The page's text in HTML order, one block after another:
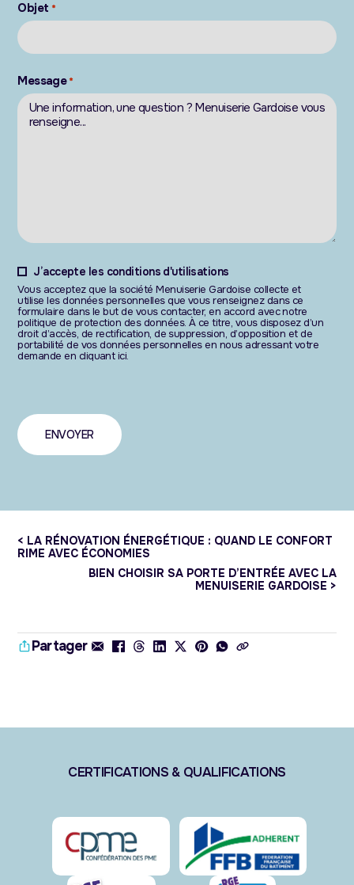
Objet *
Message *
J’accepte les conditions d'utilisations
Vous acceptez que la société Menuiserie Gardoise collecte et
utilise les données personnelles que vous renseignez dans ce
formulaire dans le but de vous contacter, en accord avec notre
politique de protection des données. À ce titre, vous disposez d’un
droit d’accès, de rectification, de suppression, d’opposition et de
portabilité de vos données personnelles en nous adressant votre
demande en cliquant ici.
< LA RÉNOVATION ÉNERGÉTIQUE : QUAND LE CONFORT
RIME AVEC ÉCONOMIES
BIEN CHOISIR SA PORTE D’ENTRÉE AVEC LA
MENUISERIE GARDOISE >
Partager
CERTIFICATIONS & QUALIFICATIONS